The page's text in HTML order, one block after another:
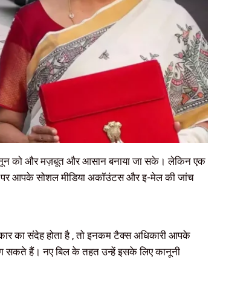
को और मज़बूत और आसान बनाया जा सके। लेकिन एक
आपके सोशल मीडिया अकॉउंटस और इ-मेल की जांच
का संदेह होता है , तो इनकम टैक्स अधिकारी आपके
सकते हैं। नए बिल के तहत उन्हें इसके लिए कानूनी